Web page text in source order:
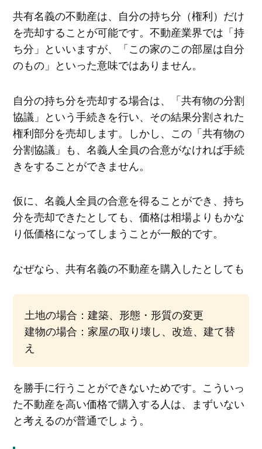
共有名義の不動産は、自分の持ち分（権利）だけ
を売却することが可能です。不動産業界では「持
ち分」といいますが、「この家のこの部屋は自分
のもの」といった意味ではありません。
自分の持ち分を売却する場合は、「共有物の分割
協議」という手続きを行い、その結果分割された
権利部分を売却します。しかし、この「共有物の
分割協議」も、名義人全員の合意がなければ手続
きをすることができません。
仮に、名義人全員の合意を得ることができ、持ち
分を売却できたとしても、価格は相場よりもかな
り低価格になってしまうことが一般的です。
なぜなら、共有名義の不動産を購入したとしても
土地の場合：建築、形態・形質の変更
建物の場合：家屋の取り壊し、改造、建て替
え
を勝手に行うことができないためです。こういっ
た不動産を高い価格で購入する人は、まずいない
と考えるのが普通でしょう。